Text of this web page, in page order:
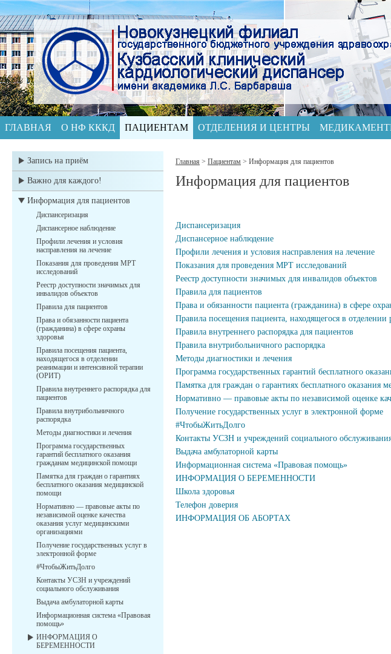
ГЛАВНАЯ О НФ КККД ПАЦИЕНТАМ ОТДЕЛЕНИЯ И ЦЕНТРЫ
Запись на приём
Важно для каждого!
Информация для пациентов
Диспансеризация
Диспансерное наблюдение
Профили лечения и условия
насправления на лечение
Показания для проведения МРТ
исследований
Реестр доступности значимых для
инвалидов объектов
Правила для пациентов
Права и обязанности пациента
(гражданина) в сфере охраны
здоровья
Правила посещения пациента,
находящегося в отделении
реанимации и интенсивной терапии
(ОРИТ)
Правила внутреннего распорядка для
пациентов
Правила внутрибольничного
распорядка
Методы диагностики и лечения
Программа государственных
гарантий бесплатного оказания
гражданам медицинской помощи
Памятка для граждан о гарантиях
бесплатного оказания медицинской
помощи
Нормативно — правовые акты по
независимой оценке качества
оказания услуг медицинскими
организациями
Получение государственных услуг в
электронной форме
#ЧтобыЖитьДолго
Контакты УСЗН и учреждений
социального обслуживания
Выдача амбулаторной карты
Информационная система «Правовая
помощь»
ИНФОРМАЦИЯ О
БЕРЕМЕННОСТИ
Главная > Пациентам > Информация для пациентов
Информация для пациентов
Диспансеризация
Диспансерное наблюдение
Профили лечения и условия насправления на лечение
Показания для проведения МРТ исследований
Реестр доступности значимых для инвалидов объектов
Правила для пациентов
Права и обязанности пациента (гражданина) в сфере
Правила посещения пациента, находящегося в
Правила внутреннего распорядка для пациентов
Правила внутрибольничного распорядка
Методы диагностики и лечения
Программа государственных гарантий бесплатного
Памятка для граждан о гарантиях бесплатного оказания
Нормативно — правовые акты по независимой оценке
Получение государственных услуг в электронной форме
#ЧтобыЖитьДолго
Контакты УСЗН и учреждений социального
Выдача амбулаторной карты
Информационная система «Правовая помощь»
ИНФОРМАЦИЯ О БЕРЕМЕННОСТИ
Школа здоровья
Телефон доверия
ИНФОРМАЦИЯ ОБ АБОРТАХ